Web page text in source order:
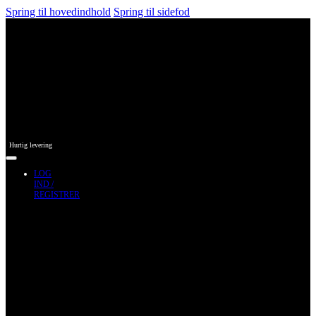
Spring til hovedindhold Spring til sidefod
Hurtig levering
LOG
IND /
REGISTRER